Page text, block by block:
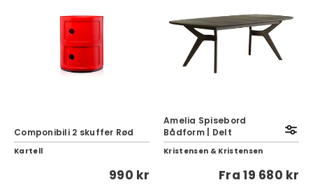
Componibili 2 skuffer Rød
Kartell
990 kr
Amelia Spisebord
Bådform | Delt
Kristensen & Kristensen
Fra19 680 kr